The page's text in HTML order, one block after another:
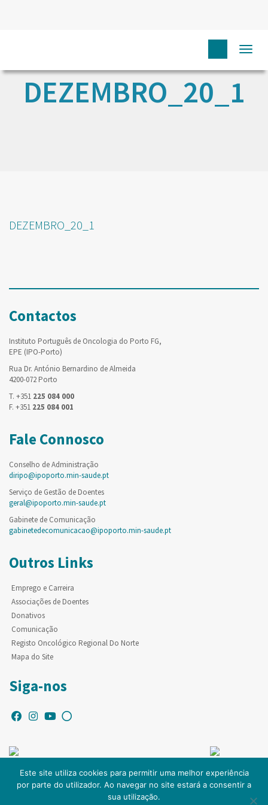
DEZEMBRO_20_1
DEZEMBRO_20_1
Contactos
Instituto Português de Oncologia do Porto FG,
EPE (IPO-Porto)
Rua Dr. António Bernardino de Almeida
4200-072 Porto
T. +351 225 084 000
F. +351 225 084 001
Fale Connosco
Conselho de Administração
diripo@ipoporto.min-saude.pt
Serviço de Gestão de Doentes
geral@ipoporto.min-saude.pt
Gabinete de Comunicação
gabinetedecomunicacao@ipoporto.min-saude.pt
Outros Links
Emprego e Carreira
Associações de Doentes
Donativos
Comunicação
Registo Oncológico Regional Do Norte
Mapa do Site
Siga-nos
© Copyright IPO-PORTO. Todos os direitos reservados.
Este site utiliza cookies para permitir uma melhor experiência
por parte do utilizador. Ao navegar no site estará a consentir a
sua utilização.